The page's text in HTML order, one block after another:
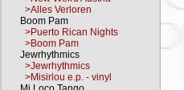
>Alles Verloren
Boom Pam
>Puerto Rican Nights
>Boom Pam
Jewrhythmics
>Jewrhythmics
>Misirlou e.p. - vinyl